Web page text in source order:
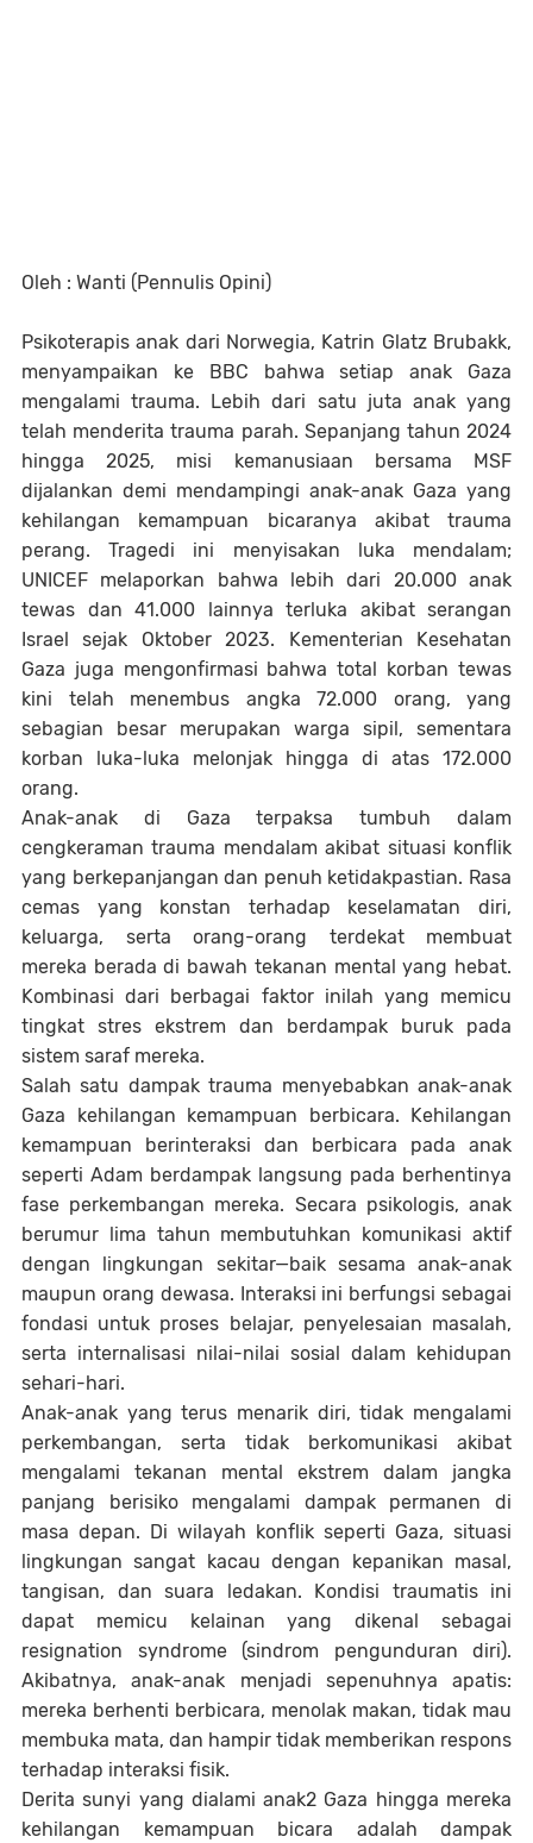
Oleh : Wanti (Pennulis Opini)
Psikoterapis anak dari Norwegia, Katrin Glatz Brubakk,
menyampaikan ke BBC bahwa setiap anak Gaza
mengalami trauma. Lebih dari satu juta anak yang
telah menderita trauma parah. Sepanjang tahun 2024
hingga 2025, misi kemanusiaan bersama MSF
dijalankan demi mendampingi anak-anak Gaza yang
kehilangan kemampuan bicaranya akibat trauma
perang. Tragedi ini menyisakan luka mendalam;
UNICEF melaporkan bahwa lebih dari 20.000 anak
tewas dan 41.000 lainnya terluka akibat serangan
Israel sejak Oktober 2023. Kementerian Kesehatan
Gaza juga mengonfirmasi bahwa total korban tewas
kini telah menembus angka 72.000 orang, yang
sebagian besar merupakan warga sipil, sementara
korban luka-luka melonjak hingga di atas 172.000
orang.
Anak-anak di Gaza terpaksa tumbuh dalam
cengkeraman trauma mendalam akibat situasi konflik
yang berkepanjangan dan penuh ketidakpastian. Rasa
cemas yang konstan terhadap keselamatan diri,
keluarga, serta orang-orang terdekat membuat
mereka berada di bawah tekanan mental yang hebat.
Kombinasi dari berbagai faktor inilah yang memicu
tingkat stres ekstrem dan berdampak buruk pada
sistem saraf mereka.
Salah satu dampak trauma menyebabkan anak-anak
Gaza kehilangan kemampuan berbicara. Kehilangan
kemampuan berinteraksi dan berbicara pada anak
seperti Adam berdampak langsung pada berhentinya
fase perkembangan mereka. Secara psikologis, anak
berumur lima tahun membutuhkan komunikasi aktif
dengan lingkungan sekitar—baik sesama anak-anak
maupun orang dewasa. Interaksi ini berfungsi sebagai
fondasi untuk proses belajar, penyelesaian masalah,
serta internalisasi nilai-nilai sosial dalam kehidupan
sehari-hari.
Anak-anak yang terus menarik diri, tidak mengalami
perkembangan, serta tidak berkomunikasi akibat
mengalami tekanan mental ekstrem dalam jangka
panjang berisiko mengalami dampak permanen di
masa depan. Di wilayah konflik seperti Gaza, situasi
lingkungan sangat kacau dengan kepanikan masal,
tangisan, dan suara ledakan. Kondisi traumatis ini
dapat memicu kelainan yang dikenal sebagai
resignation syndrome (sindrom pengunduran diri).
Akibatnya, anak-anak menjadi sepenuhnya apatis:
mereka berhenti berbicara, menolak makan, tidak mau
membuka mata, dan hampir tidak memberikan respons
terhadap interaksi fisik.
Derita sunyi yang dialami anak2 Gaza hingga mereka
kehilangan kemampuan bicara adalah dampak